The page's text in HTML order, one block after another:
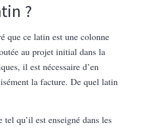
?
que ce latin est une colonne
au projet initial dans la
il est nécessaire d’en
la facture. De quel latin
qu’il est enseigné dans les